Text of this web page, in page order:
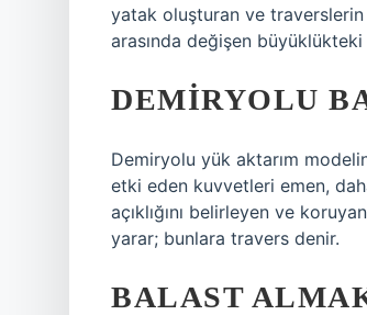
yatak oluşturan ve
arasında değişen
DEMIRYOLU
Demiryolu yük aktarım
etki eden kuvvetleri emen,
açıklığını belirleyen ve
yarar; bunlara travers denir.
BALAST